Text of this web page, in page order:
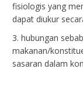
fisiologis yang
dapat diukur
hubungan
makanan/
sasaran dalam